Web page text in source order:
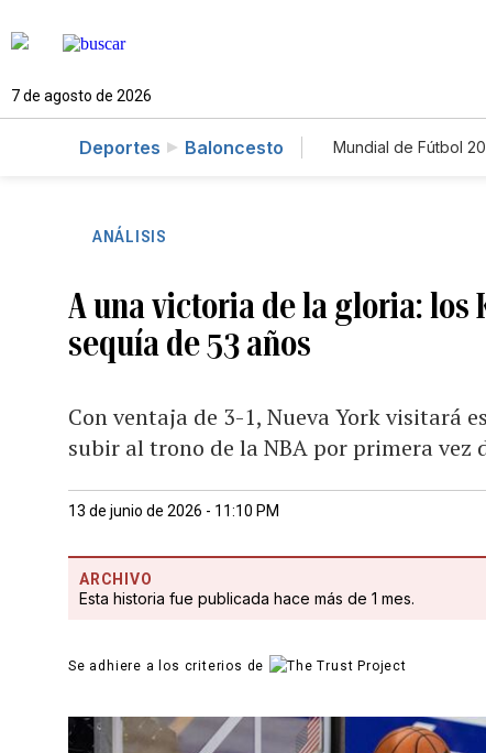
7 de agosto de 2026
Deportes Baloncesto Mundial de Fútbol
ANÁLISIS
A una victoria de la gloria:
sequía de 53 años
Con ventaja de 3-1, Nueva York visitará
subir al trono de la NBA por primera vez
13 de junio de 2026 - 11:10 PM
ARCHIVO
Esta historia fue publicada hace más de 1 mes.
Se adhiere a los criterios de